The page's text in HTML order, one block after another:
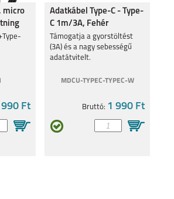
micro
Ft
Adatkábel Type-C - Type-
C 1m/3A, Fehér
Támogatja a gyorstöltést
(3A) és a nagy sebességű
adatátvitelt.
MDCU-TYPEC-TYPEC-W
Bruttó: 1 990 Ft